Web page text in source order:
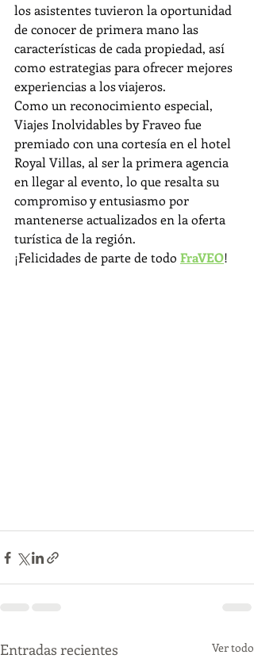
los asistentes tuvieron la oportunidad
de conocer de primera mano las
características de cada propiedad, así
como estrategias para ofrecer mejores
experiencias a los viajeros.
Como un reconocimiento especial,
Viajes Inolvidables by Fraveo fue
premiado con una cortesía en el hotel
Royal Villas, al ser la primera agencia
en llegar al evento, lo que resalta su
compromiso y entusiasmo por
mantenerse actualizados en la oferta
turística de la región.
¡Felicidades de parte de todo FraVEO!
Entradas recientes Ver todo